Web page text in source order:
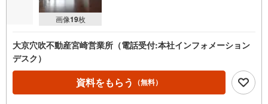
画像19枚
大京穴吹不動産宮崎営業所（電話受付:本社インフォメーション
デスク）
資料をもらう （無料）